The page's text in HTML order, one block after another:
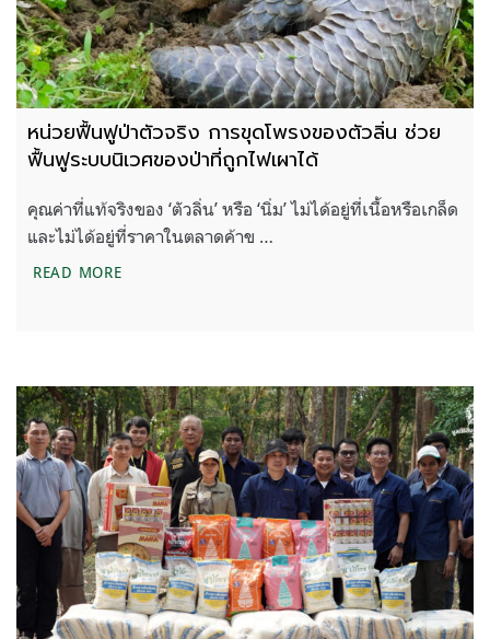
หน่วยฟื้นฟูป่าตัวจริง การขุดโพรงของตัวลิ่น ช่วย
ฟื้นฟูระบบนิเวศของป่าที่ถูกไฟเผาได้
คุณค่าที่แท้จริงของ ‘ตัวลิ่น’ หรือ ‘นิ่ม’ ไม่ได้อยู่ที่เนื้อหรือเกล็ด
และไม่ได้อยู่ที่ราคาในตลาดค้าข …
READ MOREหน่วยฟื้นฟูป่าตัวจริง การขุดโพรงของตัวลิ่น ช่วยฟื้นฟู